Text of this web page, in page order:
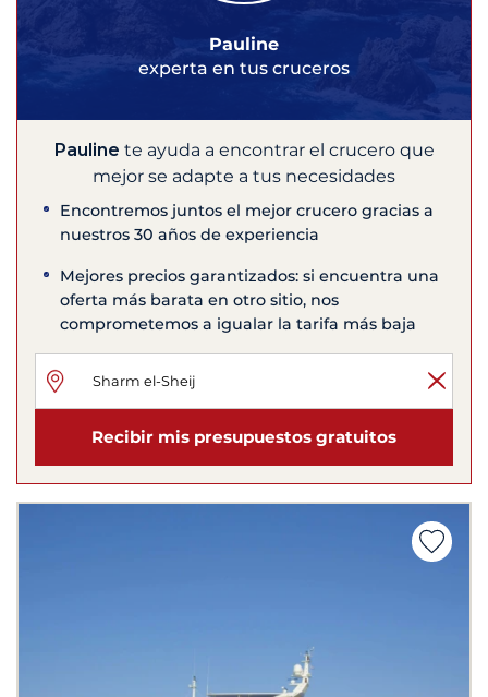
Pauline
experta en tus cruceros
Pauline te ayuda a encontrar el crucero que
mejor se adapte a tus necesidades
Encontremos juntos el mejor crucero gracias a
nuestros 30 años de experiencia
Mejores precios garantizados: si encuentra una
oferta más barata en otro sitio, nos
comprometemos a igualar la tarifa más baja
Recibir mis presupuestos gratuitos